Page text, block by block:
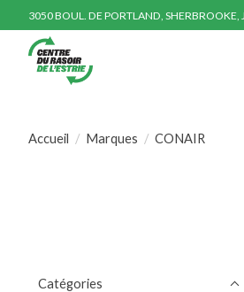
3050 BOUL. DE PORTLAND,
Accueil / Marques / CONAIR
Catégories